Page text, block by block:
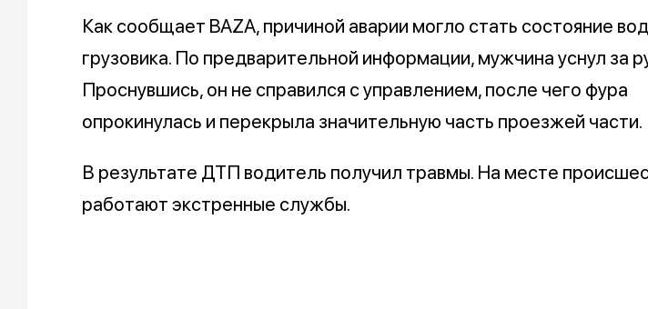
Как сообщает BAZA, причиной аварии могло стать состояние
грузовика. По предварительной информации, мужчина уснул за
Проснувшись, он не справился с управлением, после чего фура
опрокинулась и перекрыла значительную часть проезжей части.
В результате ДТП водитель получил травмы. На месте
работают экстренные службы.